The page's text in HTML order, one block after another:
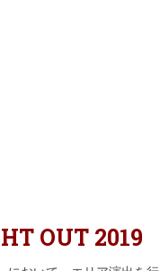
OUT 2019